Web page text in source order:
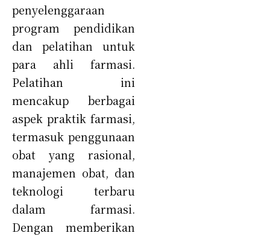
penyelenggaraan
program pendidikan
dan pelatihan untuk
para ahli farmasi.
Pelatihan ini
mencakup berbagai
aspek praktik farmasi,
termasuk penggunaan
obat yang rasional,
manajemen obat, dan
teknologi terbaru
dalam farmasi.
Dengan memberikan